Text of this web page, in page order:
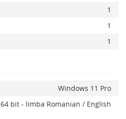
1
1
1
Windows 11 Pro
64 bit - limba Romanian / English